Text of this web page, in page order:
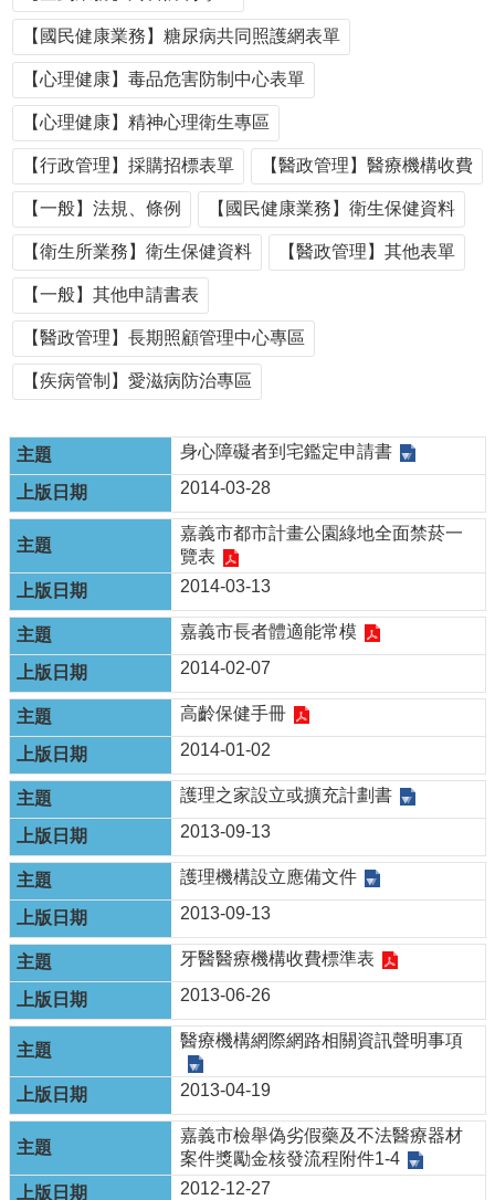
公
開
資
訊
公
告
訊
息
服
務
專
區
主
題
區
English
回
首
頁
網
站
導
覽
局
長
信
箱
粉
絲
專
頁
資
訊
安
全
政
策
隱
私
政
【國民健康業務】糖尿病共同照護網表單
【心理健康】毒品危害防制中心表單
【心理健康】精神心理衛生專區
【行政管理】採購招標表單 【醫政管理】醫療機構收費
【一般】法規、條例 【國民健康業務】衛生保健資料
【衛生所業務】衛生保健資料 【醫政管理】其他表單
【一般】其他申請書表
【醫政管理】長期照顧管理中心專區
【疾病管制】愛滋病防治專區
身心障礙者到宅鑑定申請書
2014-03-28
嘉義市都市計畫公園綠地全面禁菸一
覽表
2014-03-13
嘉義市長者體適能常模
2014-02-07
高齡保健手冊
2014-01-02
護理之家設立或擴充計劃書
2013-09-13
護理機構設立應備文件
2013-09-13
牙醫醫療機構收費標準表
2013-06-26
醫療機構網際網路相關資訊聲明事項
2013-04-19
嘉義市檢舉偽劣假藥及不法醫療器材
案件獎勵金核發流程附件1-4
2012-12-27